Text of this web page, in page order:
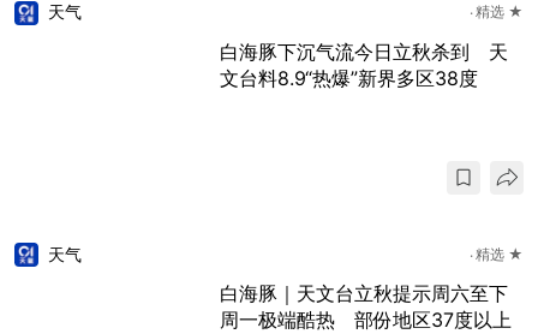
天气 精选 ★
白海豚下沉气流今日立秋杀到 天
文台料8.9“热爆”新界多区38度
天气 精选 ★
白海豚｜天文台立秋提示周六至下
周一极端酷热 部份地区37度以上